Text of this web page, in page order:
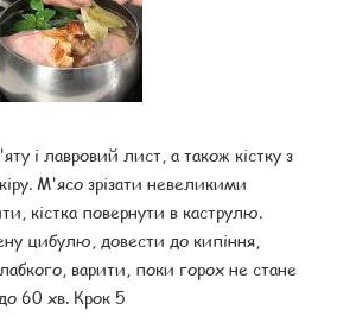
і лавровий лист, а також кістку з
М'ясо зрізати невеликими
кістка повернути в каструлю.
цибулю, довести до кипіння,
варити, поки горох не стане
60 хв. Крок 5